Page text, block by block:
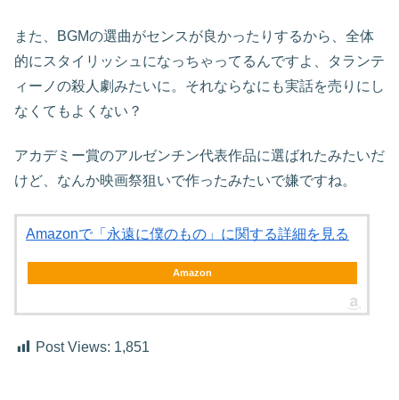
また、BGMの選曲がセンスが良かったりするから、全体
的にスタイリッシュになっちゃってるんですよ、タランテ
ィーノの殺人劇みたいに。それならなにも実話を売りにし
なくてもよくない？
アカデミー賞のアルゼンチン代表作品に選ばれたみたいだ
けど、なんか映画祭狙いで作ったみたいで嫌ですね。
Amazonで「永遠に僕のもの」に関する詳細を見る
Amazon
Post Views: 1,851